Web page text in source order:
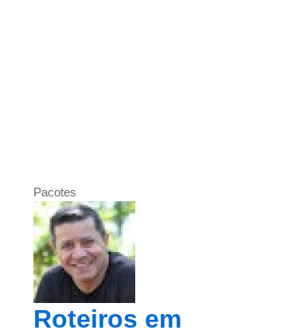
Pacotes
Roteiros em